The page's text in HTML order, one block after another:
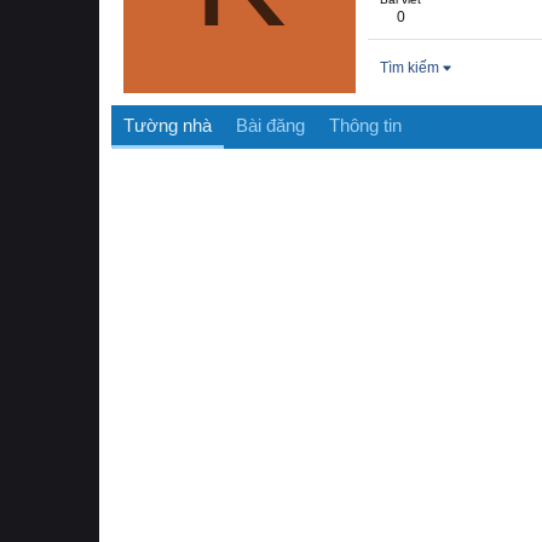
0
Tìm kiếm
Tường nhà Bài đăng Thông tin